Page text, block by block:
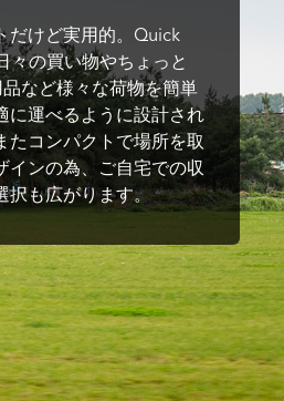
だけど実用的。Quick
々の買い物やちょっと
品など様々な荷物を簡単
に運べるように設計され
たコンパクトで場所を取
インの為、ご自宅での収
択も広がります。